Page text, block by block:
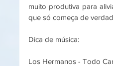
muito produtiva para
que só começa de
Dica de música:
Los Hermanos - Todo